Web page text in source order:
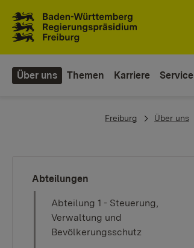
Über uns Themen Karriere Service
You are here:
Freiburg Über uns
Abteilungen
Abteilung 1 - Steuerung,
Verwaltung und
Bevölkerungsschutz